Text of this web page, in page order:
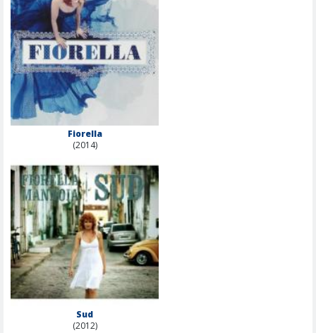
Fiorella
(2014)
Sud
(2012)